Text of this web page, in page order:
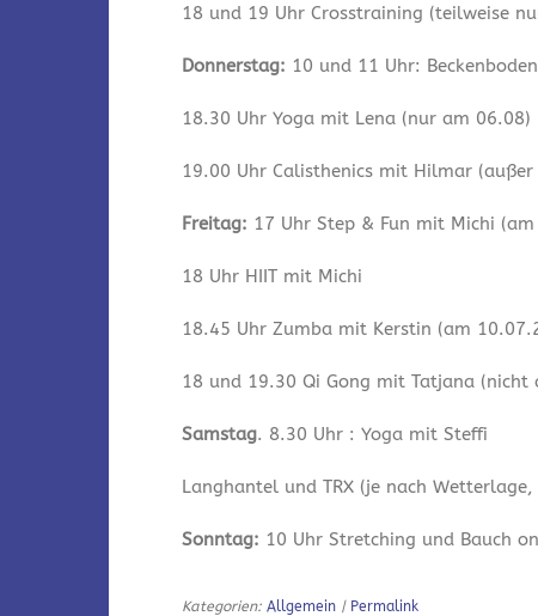
18 und 19 Uhr Crosstraining (teilweise
Donnerstag: 10 und 11 Uhr:
18.30 Uhr Yoga mit Lena (nur am 06.08)
19.00 Uhr Calisthenics mit Hilmar
Freitag: 17 Uhr Step & Fun mit Michi (am
18 Uhr HIIT mit Michi
18.45 Uhr Zumba mit Kerstin (am
18 und 19.30 Qi Gong mit Tatjana (nicht
Samstag. 8.30 Uhr : Yoga mit Steffi
Langhantel und TRX (je nach
Sonntag: 10 Uhr Stretching und Bauch
Kategorien:Allgemein | Permalink